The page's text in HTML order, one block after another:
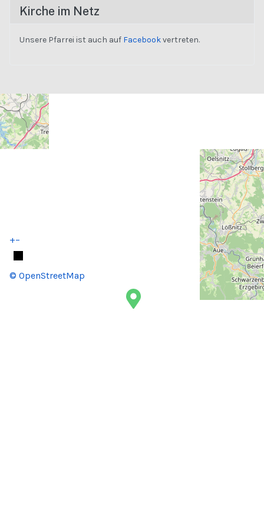
+−
© OpenStreetMap
Kirche im Netz
Unsere Pfarrei ist auch auf Facebookvertreten.